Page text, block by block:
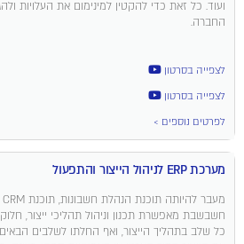
ועוד. כל זאת כדי להקטין למינימום את העלויות
החברה.
לצפייה בסרטון
לצפייה בסרטון
לפרטים נוספים >
מערכת ERP לניהול הייצור והתפעול
חשבשבת מאפשרת תכנון וניהול תהליכי ייצור,
כל שלב בתהליך הייצור, ואף החלתו לשלבים